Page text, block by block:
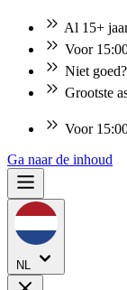
Al 15+
Voor
Niet
Grootste
Niet
Ga naar de inhoud
NL